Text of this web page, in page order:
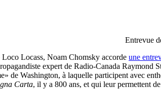
Entrevue
Locass, Noam Chomsky accorde une
expert de Radio-Canada
de Washington, à laquelle participent avec
Carta, il y a 800 ans, et qui leur permettent de